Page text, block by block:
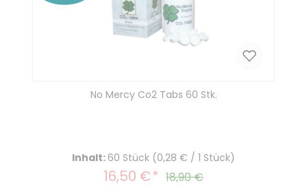
No Mercy Co2 Tabs 60 Stk.
Inhalt: 60 Stück (0,28 € / 1 Stück)
Verkaufspreis:
16,50 € Regulärer Preis:
18,90 €